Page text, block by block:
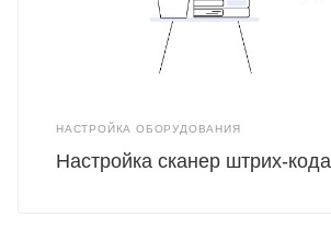
НАСТРОЙКА ОБОРУДОВАНИЯ
Настройка сканер штрих-кода